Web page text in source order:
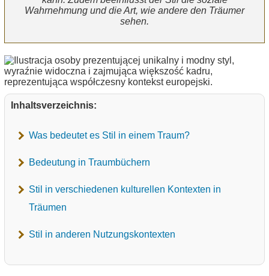
Wahrnehmung und die Art, wie andere den Träumer
sehen.
Inhaltsverzeichnis:
Was bedeutet es Stil in einem Traum?
Bedeutung in Traumbüchern
Stil in verschiedenen kulturellen Kontexten in
Träumen
Stil in anderen Nutzungskontexten